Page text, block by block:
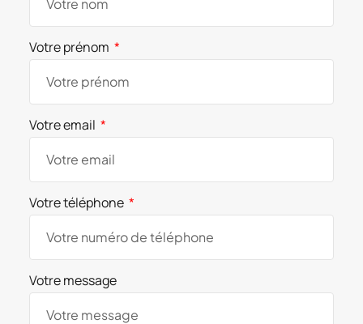
Votre prénom
Votre email
Votre téléphone
Votre message